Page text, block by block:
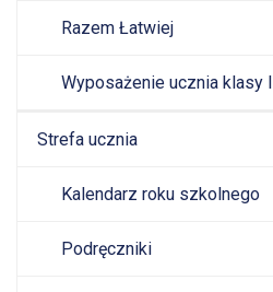
Razem Łatwiej
Wyposażenie ucznia klasy I
Strefa ucznia
Kalendarz roku szkolnego
Podręczniki